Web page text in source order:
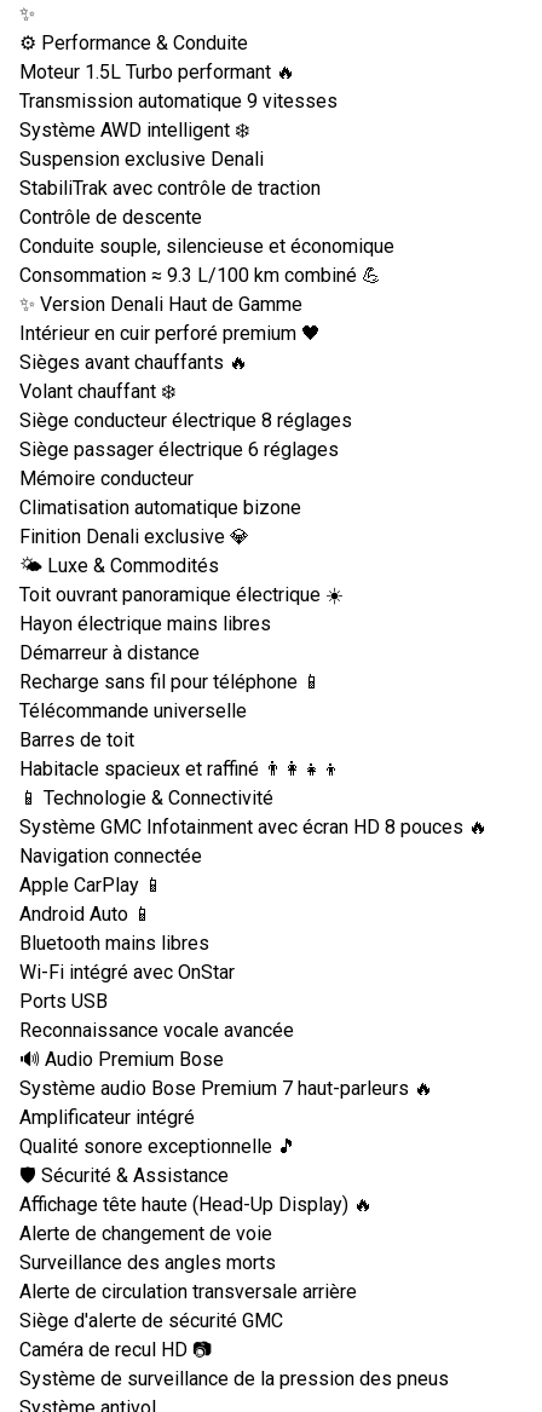
✨
⚙️ Performance & Conduite
Moteur 1.5L Turbo performant 🔥
Transmission automatique 9 vitesses
Système AWD intelligent ❄️
Suspension exclusive Denali
StabiliTrak avec contrôle de traction
Contrôle de descente
Conduite souple, silencieuse et économique
Consommation ≈ 9.3 L/100 km combiné 💪
✨ Version Denali Haut de Gamme
Intérieur en cuir perforé premium 🖤
Sièges avant chauffants 🔥
Volant chauffant ❄️
Siège conducteur électrique 8 réglages
Siège passager électrique 6 réglages
Mémoire conducteur
Climatisation automatique bizone
Finition Denali exclusive 💎
🌤️ Luxe & Commodités
Toit ouvrant panoramique électrique ☀️
Hayon électrique mains libres
Démarreur à distance
Recharge sans fil pour téléphone 📱
Télécommande universelle
Barres de toit
Habitacle spacieux et raffiné 👨‍👩‍👧‍👦
📱 Technologie & Connectivité
Système GMC Infotainment avec écran HD 8 pouces 🔥
Navigation connectée
Apple CarPlay 📱
Android Auto 📱
Bluetooth mains libres
Wi-Fi intégré avec OnStar
Ports USB
Reconnaissance vocale avancée
🔊 Audio Premium Bose
Système audio Bose Premium 7 haut-parleurs 🔥
Amplificateur intégré
Qualité sonore exceptionnelle 🎵
🛡️ Sécurité & Assistance
Affichage tête haute (Head-Up Display) 🔥
Alerte de changement de voie
Surveillance des angles morts
Alerte de circulation transversale arrière
Siège d'alerte de sécurité GMC
Caméra de recul HD 📷
Système de surveillance de la pression des pneus